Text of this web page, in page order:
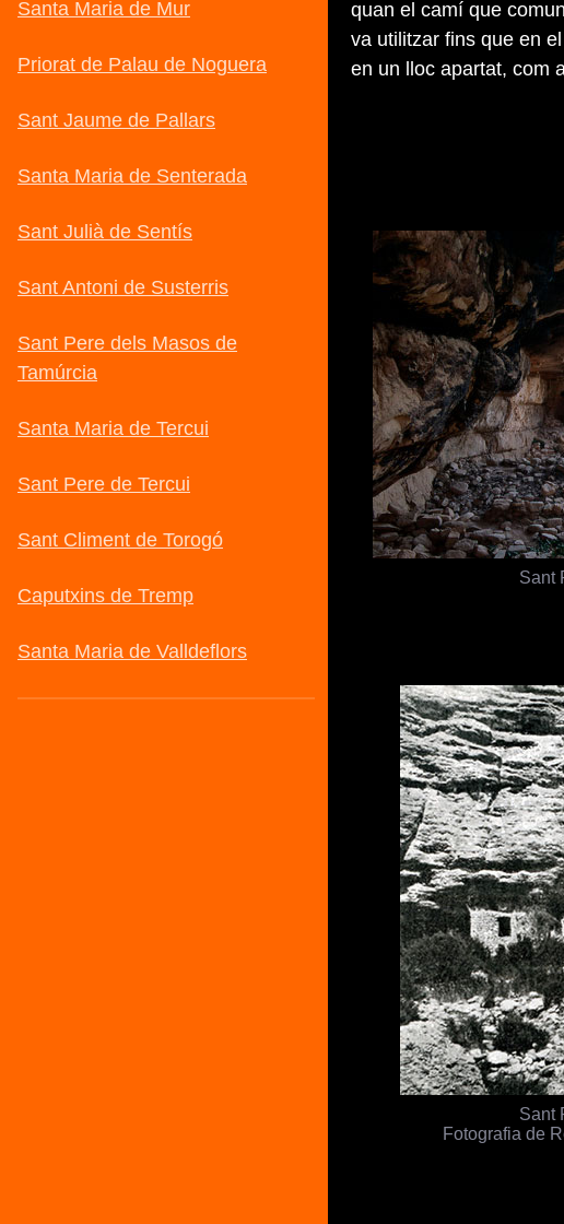
quan el camí que
va utilitzar fins que en
en un lloc apartat, com
Sant
Sant
Fotografia de